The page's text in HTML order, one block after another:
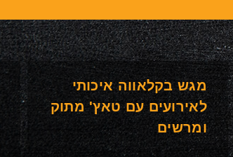
מגש בקלאווה איכותי
לאירועים עם טאץ' מתוק
ומרשים